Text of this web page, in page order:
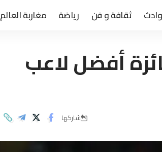
ثقافة و فن رياضة مغاربة العالم
أفضل لاعب
شاركها